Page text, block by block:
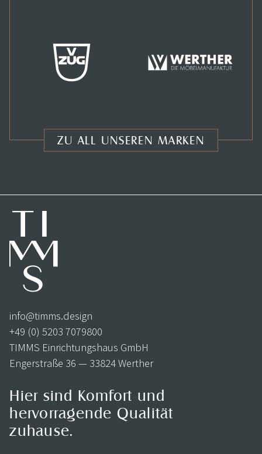
ZU ALL UNSEREN MARKEN
info@timms.design
+49 (0) 5203 7079800
TIMMS Einrichtungshaus GmbH
Engerstraße 36 — 33824 Werther
Hier sind Komfort und
hervorragende Qualität
zuhause.